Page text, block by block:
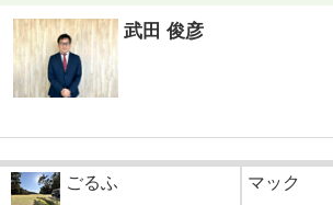
武田 俊彦
ごるふ マック